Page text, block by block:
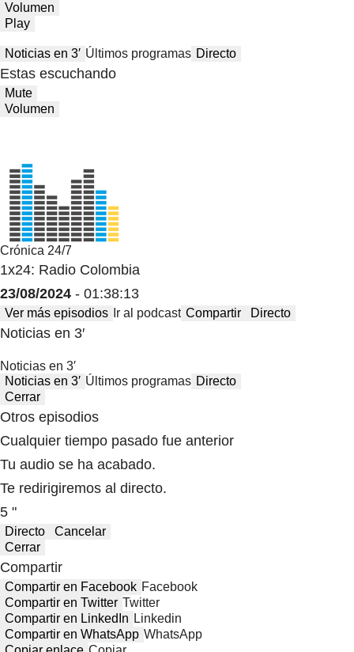
Volumen
Play
Noticias en 3′ Últimos programas Directo
Estas escuchando
Mute
Volumen
Crónica 24/7
1x24: Radio Colombia
23/08/2024 - 01:38:13
Ver más episodios Ir al podcast Compartir Directo
Noticias en 3′
Noticias en 3′
Noticias en 3′ Últimos programas Directo
Cerrar
Otros episodios
Cualquier tiempo pasado fue anterior
Tu audio se ha acabado.
Te redirigiremos al directo.
5 "
Directo
Cancelar
Cerrar
Compartir
Compartir en Facebook Facebook
Compartir en Twitter Twitter
Compartir en LinkedIn Linkedin
Compartir en WhatsApp WhatsApp